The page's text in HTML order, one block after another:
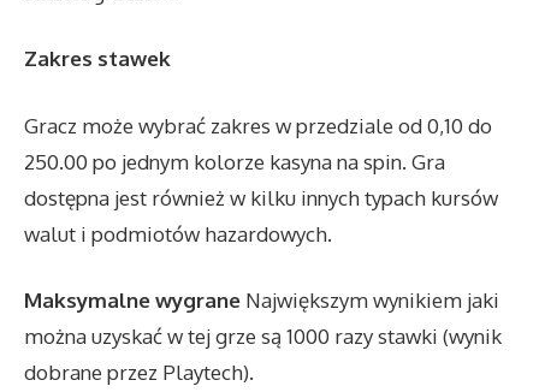
Zakres stawek
Gracz może wybrać zakres w przedziale od 0,10 do
250.00 po jednym kolorze kasyna na spin. Gra
dostępna jest również w kilku innych typach kursów
walut i podmiotów hazardowych.
Maksymalne wygrane Największym wynikiem jaki
można uzyskać w tej grze są 1000 razy stawki (wynik
dobrane przez Playtech).